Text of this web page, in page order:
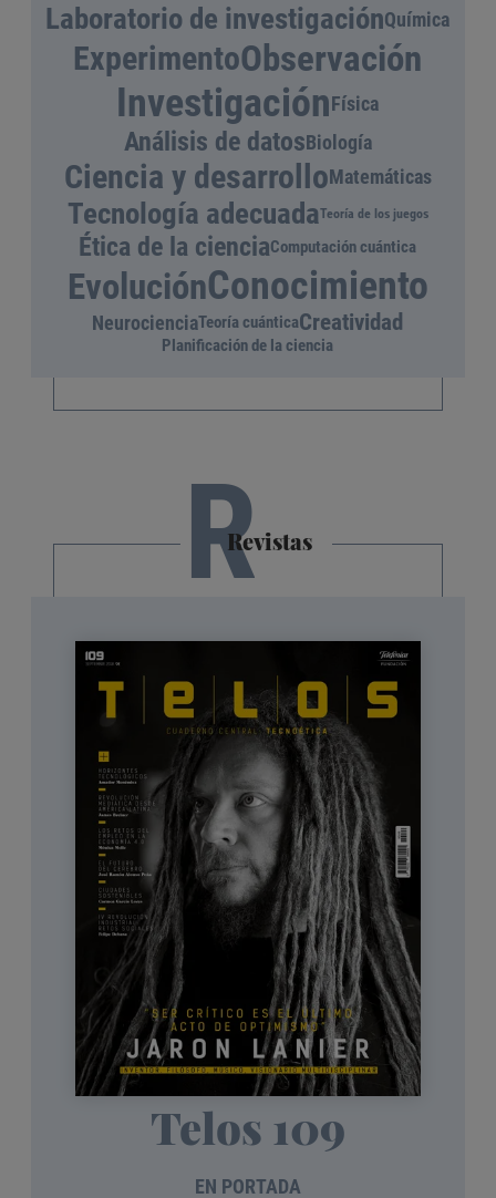
Laboratorio de investigaciónQuímica
ExperimentoObservación
InvestigaciónFísica
Análisis de datosBiología
Ciencia y desarrolloMatemáticas
Tecnología adecuadaTeoría de los juegos
Ética de la cienciaComputación cuántica
EvoluciónConocimiento
NeurocienciaTeoría cuánticaCreatividad
Planificación de la ciencia
RRevistas
Telos 109
EN PORTADA